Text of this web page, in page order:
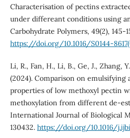
Characterisation of pectins
under differeant conditions using
Carbohydrate Polymers, 49(2), 145-
https://doi.org/10.1016/S0144-
Li, R., Fan, H., Li, B., Ge, J., Zhang,
(2024). Comparison on emulsifying
properties of low methoxyl pectin
methoxylation from different de-
International Journal of Biological
130432. https://doi.org/10.1016/